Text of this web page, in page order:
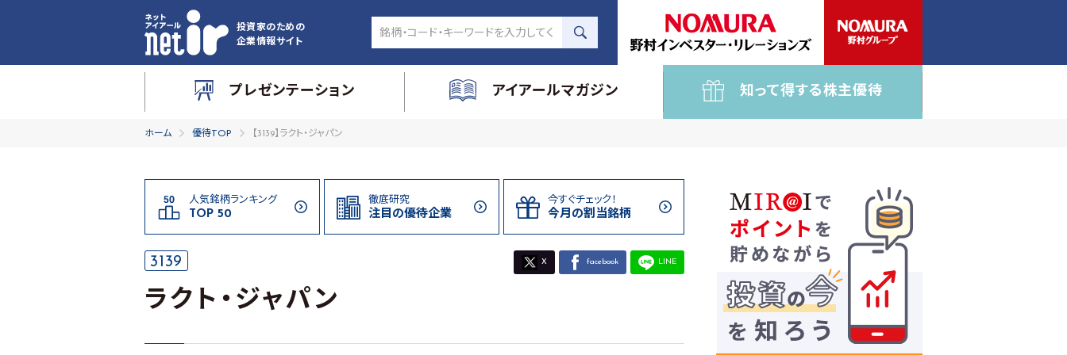
投資家のための
企業情報サイト
プレゼンテーション アイアールマガジン 知って得する株主優待
ホーム 優待TOP 【3139】ラクト・ジャパン
人気銘柄ランキング
TOP 50
徹底研究
注目の優待企業
今すぐチェック！
今月の割当銘柄
3139 X facebook LINE
ラクト・ジャパン